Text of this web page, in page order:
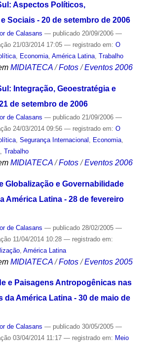
Aspectos Políticos,
Sociais - 20 de setembro de 2006
de Calasans — publicado20/09/2006 —
21/03/2014 17:05 — registrado em: O
, Economia, América Latina, Trabalho
MIDIATECA /Fotos /Eventos 2006
Integração, Geoestratégia e
de setembro de 2006
de Calasans — publicado21/09/2006 —
24/03/2014 09:56 — registrado em: O
, Segurança Internacional , Economia,
, Trabalho
MIDIATECA /Fotos /Eventos 2006
Globalização e Governabilidade
América Latina - 28 de fevereiro
de Calasans — publicado28/02/2005 —
11/04/2014 10:28 — registrado em:
, América Latina
MIDIATECA /Fotos /Eventos 2005
e Paisagens Antropogênicas nas
da América Latina - 30 de maio de
de Calasans — publicado30/05/2005 —
03/04/2014 11:17 — registrado em: Meio